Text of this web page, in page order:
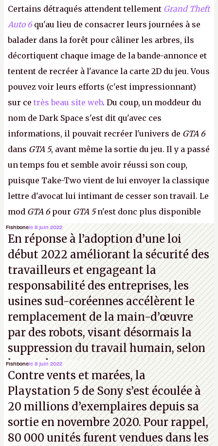
Certains détraqués attendent tellement Grand Theft
Auto 6 qu'au lieu de consacrer leurs journées à se
balader dans la forêt pour câliner les arbres, ils
décortiquent chaque image de la bande-annonce et
tentent de recréer à l'avance la carte 2D du jeu. Vous
pouvez voir leurs efforts (c'est impressionnant)
sur ce très beau site web. Du coup, un moddeur du
nom de Dark Space s'est dit qu'avec ces
informations, il pouvait recréer l'univers de GTA 6
dans GTA 5, avant même la sortie du jeu. Il y a passé
un temps fou et semble avoir réussi son coup,
puisque Take-Two vient de lui envoyer la classique
lettre d'avocat lui intimant de cesser son travail. Le
mod GTA 6pour GTA 5n'est donc plus disponible
au téléchargement. Vous pouvez encore en voir
quelques bribes surcette vidéo YouTube.A.
Fishbonele 8 juin 2022
En réponse à l’adoption d’une loi
début 2022 améliorant la sécurité des
travailleurs et engageant la
responsabilité des entreprises, les
usines sud-coréennes accélèrent le
remplacement de la main-d’œuvre
par des robots, visant désormais la
suppression du travail humain, selon
les analystes.
Fishbonele 8 juin 2022
Contre vents et marées, la
Playstation 5 de Sony s’est écoulée à
20 millions d’exemplaires depuis sa
sortie en novembre 2020. Pour rappel,
80 000 unités furent vendues dans les